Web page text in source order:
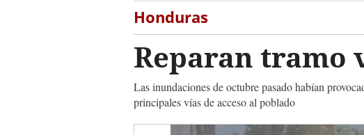
Honduras
Reparan tramo
Las inundaciones de octubre pasado habían
principales vías de acceso al poblado